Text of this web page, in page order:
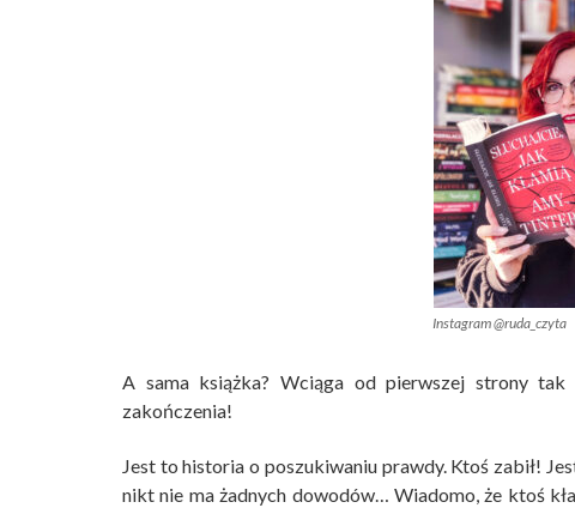
Instagram @ruda_czyta
A sama książka? Wciąga od pierwszej strony
zakończenia!
Jest to historia o poszukiwaniu prawdy. Ktoś zabił!
nikt nie ma żadnych dowodów… Wiadomo, że ktoś